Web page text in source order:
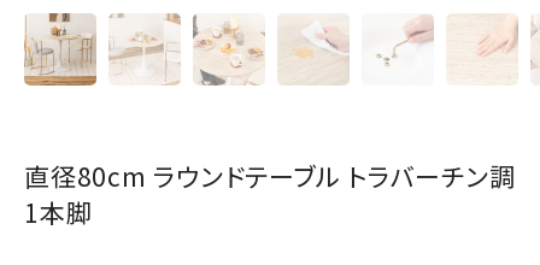
直径80cm ラウンドテーブル トラバーチン調
1本脚